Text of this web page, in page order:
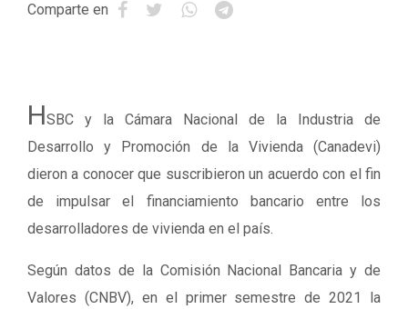
Comparte en
HSBC y la Cámara Nacional de la Industria de
Desarrollo y Promoción de la Vivienda (Canadevi)
dieron a conocer que suscribieron un acuerdo con el fin
de impulsar el financiamiento bancario entre los
desarrolladores de vivienda en el país.
Según datos de la Comisión Nacional Bancaria y de
Valores (CNBV), en el primer semestre de 2021 la